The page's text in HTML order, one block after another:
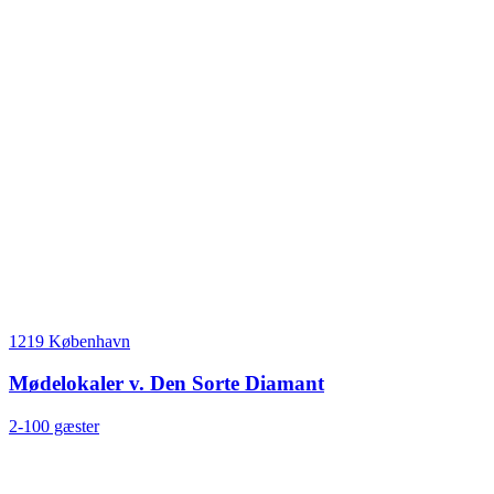
1219 København
Mødelokaler v. Den Sorte Diamant
2-100 gæster